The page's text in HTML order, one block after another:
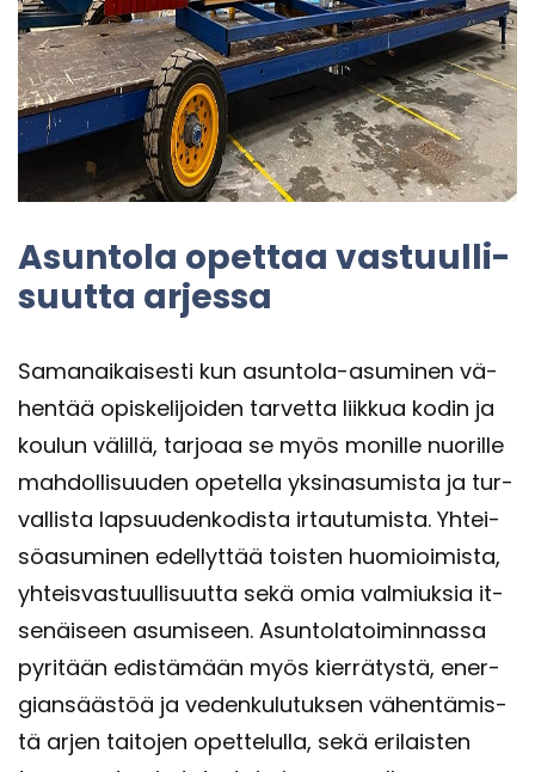
Asun­to­la opet­taa vas­tuul­li­
suut­ta ar­jes­sa
Sa­man­ai­kai­ses­ti kun asuntola-​asuminen vä­
hen­tää opis­ke­li­joi­den tar­vet­ta liik­kua kodin ja
kou­lun vä­lil­lä, tar­jo­aa se myös mo­nil­le nuo­ril­le
mah­dol­li­suu­den ope­tel­la yk­si­na­su­mis­ta ja tur­
val­lis­ta lap­suu­den­ko­dis­ta ir­tau­tu­mis­ta. Yh­tei­
sö­asu­mi­nen edel­lyt­tää tois­ten huo­mioi­mis­ta,
yh­teis­vas­tuul­li­suut­ta sekä omia val­miuk­sia it­
se­näi­seen asu­mi­seen. Asun­to­la­toi­min­nas­sa
py­ri­tään edis­tä­mään myös kier­rä­tys­tä, ener­
gian­sääs­töä ja ve­den­ku­lu­tuk­sen vä­hen­tä­mis­
tä arjen tai­to­jen opet­te­lul­la, sekä eri­lais­ten